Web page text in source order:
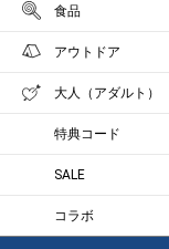
食品
アウトドア
大人（アダルト）
特典コード
SALE
コラボ